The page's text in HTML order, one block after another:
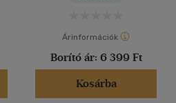
Árinformációk
Borító ár: 6 399 Ft
Kosárba